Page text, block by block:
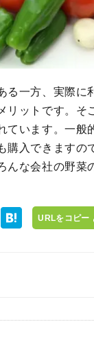
る一方、実際に
リットです。そ
います。一般
入できますの
な会社の野菜
URLをコピー